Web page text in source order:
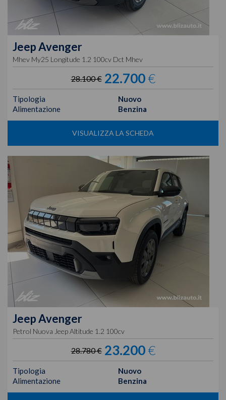
JeepAvenger
Mhev My25 Longitude 1.2 100cv Dct Mhev
28.100 € 22.700€
Tipologia
Nuovo
Alimentazione
Benzina
VISUALIZZA LA SCHEDA
JeepAvenger
Petrol Nuova Jeep Altitude 1.2 100cv
28.780 € 23.200€
Tipologia
Nuovo
Alimentazione
Benzina